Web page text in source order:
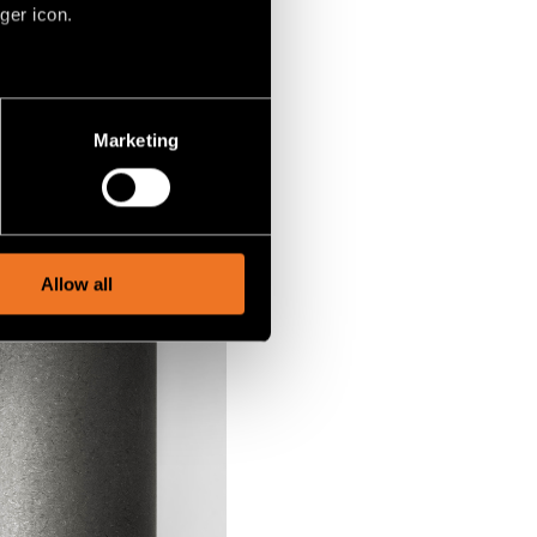
icon.
meters
advertising and analytics
Marketing
Allow all